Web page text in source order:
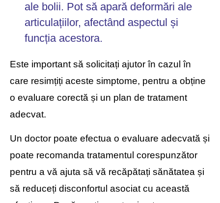
ale bolii. Pot să apară deformări ale
articulațiilor, afectând aspectul și
funcția acestora.
Este important să solicitați ajutor în cazul în
care resimțiți aceste simptome, pentru a obține
o evaluare corectă și un plan de tratament
adecvat.
Un doctor poate efectua o evaluare adecvată și
poate recomanda tratamentul corespunzător
pentru a vă ajuta să vă recăpătați sănătatea și
să reduceți disconfortul asociat cu această